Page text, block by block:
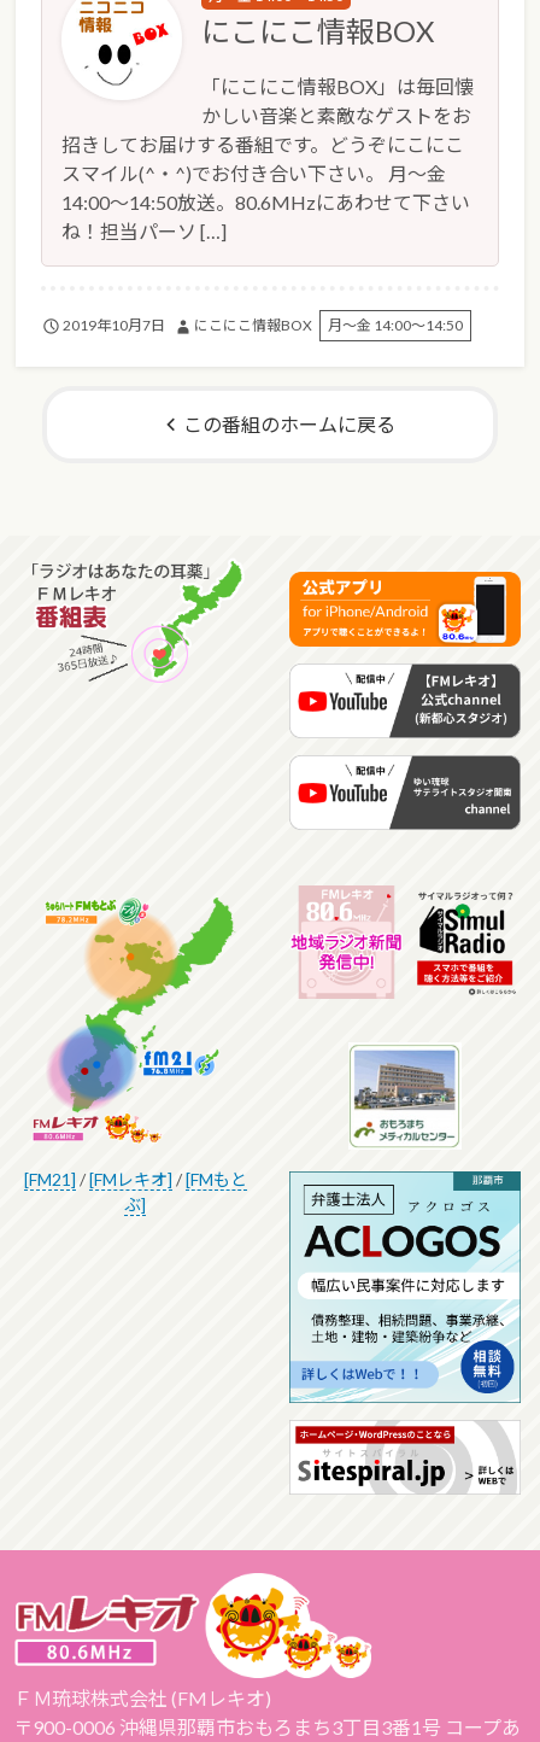
にこにこ情報BOX
「にこにこ情報BOX」は毎回懐
かしい音楽と素敵なゲストをお
招きしてお届けする番組です。どうぞにこにこ
スマイル(^・^)でお付き合い下さい。 月～金
14:00～14:50放送。80.6MHzにあわせて下さい
ね！担当パーソ […]
2019年10月7日 にこにこ情報BOX 月～金 14:00～14:50
この番組のホームに戻る
[FM21] /[FMレキオ] /[FMもと
ぶ]
ＦＭ琉球株式会社 (FMレキオ)
〒900-0006 沖縄県那覇市おもろまち3丁目3番1号 コープあ